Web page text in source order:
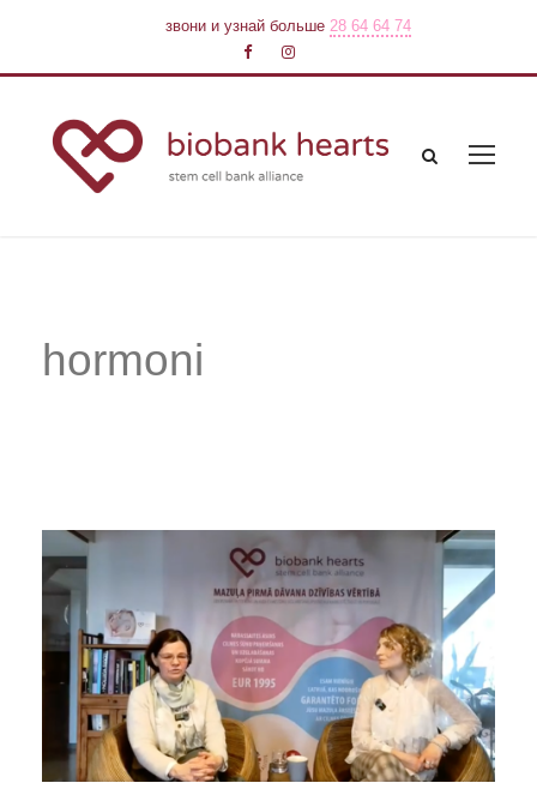
звони и узнай больше28 64 64 74
hormoni